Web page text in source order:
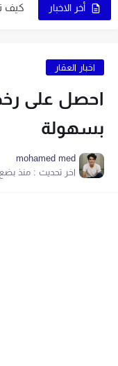
أخر الاخبار 6 نصائح لاختيار اسم جذاب يُميز صفحتك
اخبار العقار
احصل على
بسهولة
mohamed med
اخر تحديث : منذ